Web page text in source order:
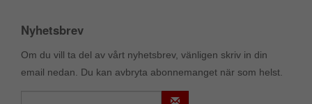
Nyhetsbrev
Om du vill ta del av vårt nyhetsbrev, vänligen skriv in din
email nedan. Du kan avbryta abonnemanget när som helst.